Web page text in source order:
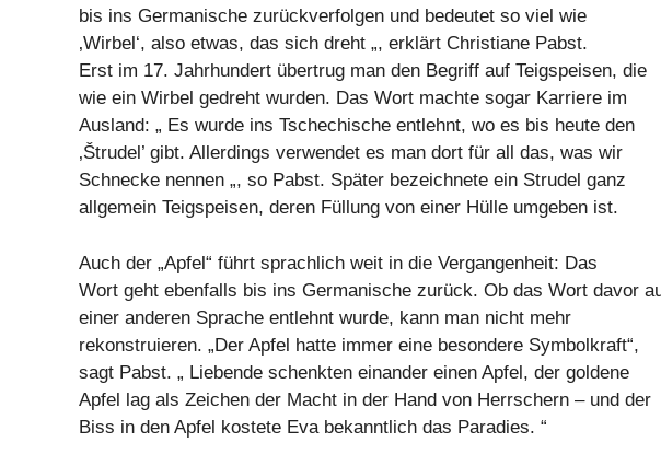
bis ins Germanische zurückverfolgen und bedeutet so viel wie
‚Wirbel‘, also etwas, das sich dreht „, erklärt Christiane Pabst.
Erst im 17. Jahrhundert übertrug man den Begriff auf Teigspeisen, die
wie ein Wirbel gedreht wurden. Das Wort machte sogar Karriere im
Ausland: „ Es wurde ins Tschechische entlehnt, wo es bis heute den
‚Štrudel’ gibt. Allerdings verwendet es man dort für all das, was wir
Schnecke nennen „, so Pabst. Später bezeichnete ein Strudel ganz
allgemein Teigspeisen, deren Füllung von einer Hülle umgeben ist.
Auch der „Apfel“ führt sprachlich weit in die Vergangenheit: Das
Wort geht ebenfalls bis ins Germanische zurück. Ob das Wort davor
einer anderen Sprache entlehnt wurde, kann man nicht mehr
rekonstruieren. „Der Apfel hatte immer eine besondere Symbolkraft“,
sagt Pabst. „ Liebende schenkten einander einen Apfel, der goldene
Apfel lag als Zeichen der Macht in der Hand von Herrschern – und der
Biss in den Apfel kostete Eva bekanntlich das Paradies. “